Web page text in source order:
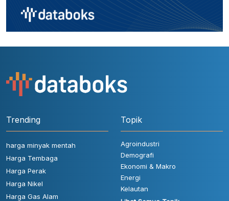
Trending
harga minyak mentah
Harga Tembaga
Harga Perak
Harga Nikel
Harga Gas Alam
Topik
Agroindustri
Demografi
Ekonomi & Makro
Energi
Kelautan